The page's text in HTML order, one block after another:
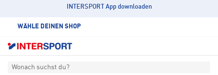
INTERSPORT App downloaden
WÄHLE DEINEN SHOP
Wonach suchst du?